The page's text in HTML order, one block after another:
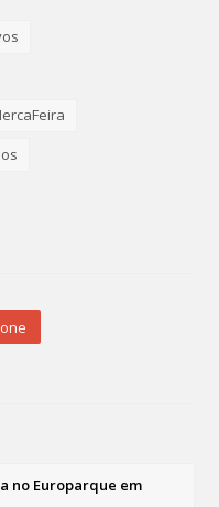
no Europarque em